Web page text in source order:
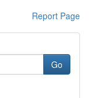
Report Page
Go